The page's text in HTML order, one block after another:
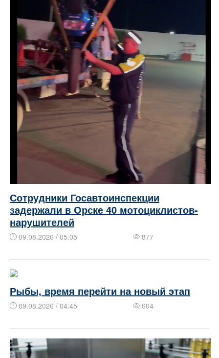
Сотрудники Госавтоинспекции
задержали в Орске 40 мотоциклистов-
нарушителей
09.08.2026 / 05:05 877
Рыбы, время перейти на новый этап
09.08.2026 / 04:45 604